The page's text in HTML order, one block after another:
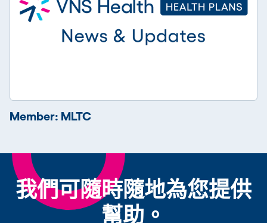
Member: MLTC
我們可隨時隨地為您提供
幫助。